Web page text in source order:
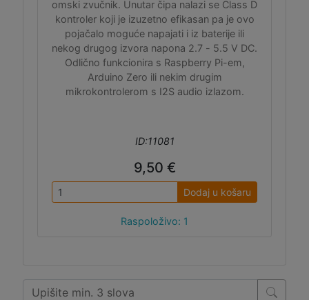
omski zvučnik. Unutar čipa nalazi se Class D
kontroler koji je izuzetno efikasan pa je ovo
pojačalo moguće napajati i iz baterije ili
nekog drugog izvora napona 2.7 - 5.5 V DC.
Odlično funkcionira s Raspberry Pi-em,
Arduino Zero ili nekim drugim
mikrokontrolerom s I2S audio izlazom.
ID:11081
9,50 €
Dodaj u košaru
Raspoloživo: 1